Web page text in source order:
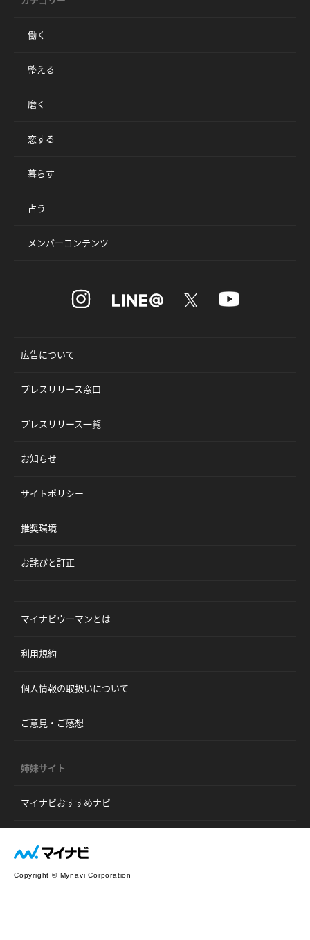
働く
整える
磨く
恋する
暮らす
占う
メンバーコンテンツ
広告について
プレスリリース窓口
プレスリリース一覧
お知らせ
サイトポリシー
推奨環境
お詫びと訂正
マイナビウーマンとは
利用規約
個人情報の取扱いについて
ご意見・ご感想
姉妹サイト
マイナビおすすめナビ
Copyright © Mynavi Corporation